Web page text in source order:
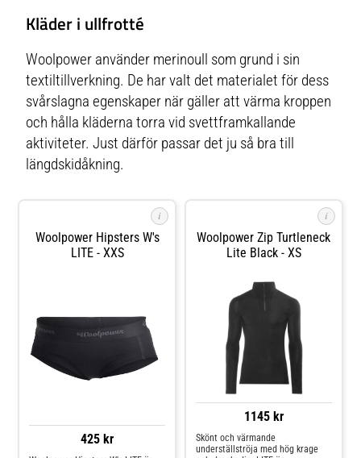
Kläder i ullfrotté
Woolpower använder merinoull som grund i sin
textiltillverkning. De har valt det materialet för dess
svårslagna egenskaper när gäller att värma kroppen
och hålla kläderna torra vid svettframkallande
aktiviteter. Just därför passar det ju så bra till
längdskidåkning.
i
Woolpower Hipsters W's
LITE - XXS
425 kr
i
Woolpower Zip Turtleneck
Lite Black - XS
1145 kr
Skönt och värmande
underställströja med hög krage